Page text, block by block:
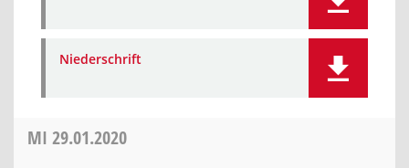
Niederschrift
MI 29.01.2020